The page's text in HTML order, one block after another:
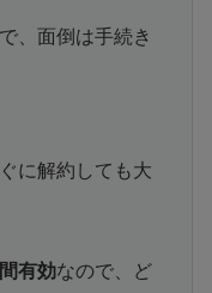
、面倒は手続き
に解約しても大
有効なので、ど